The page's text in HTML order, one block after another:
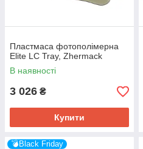
Пластмаса фотополімерна
Elite LC Tray, Zhermack
В наявності
3 026 ₴
Купити
💣Black Friday